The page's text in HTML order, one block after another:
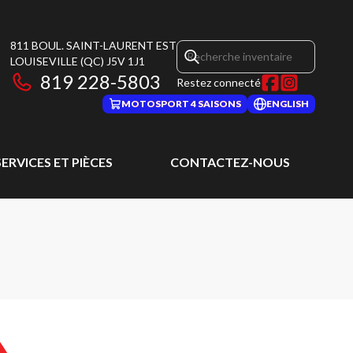
811 BOUL. SAINT-LAURENT EST
LOUISEVILLE (QC) J5V 1J1
819 228-5803 Restez connecté
MOTOSPORT 4 SAISONS ENGLISH
ET PIÈCES CONTACTEZ-NOUS